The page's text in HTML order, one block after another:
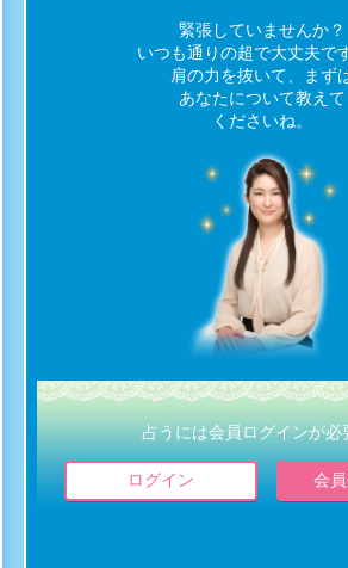
緊張していませんか？
いつも通りの超で大丈夫で
肩の力を抜いて、まず
あなたについて教えて
くださいね。
占うには会員ログインが必
ログイン 会